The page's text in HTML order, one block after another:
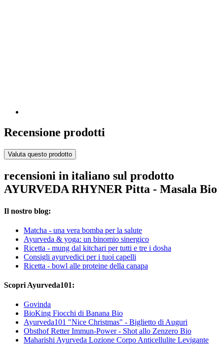
Recensione prodotti
Valuta questo prodotto
recensioni in italiano sul prodotto
AYURVEDA RHYNER Pitta - Masala Bio
Il nostro blog:
Matcha - una vera bomba per la salute
Ayurveda & yoga: un binomio sinergico
Ricetta - mung dal kitchari per tutti e tre i dosha
Consigli ayurvedici per i tuoi capelli
Ricetta - bowl alle proteine della canapa
Scopri Ayurveda101:
Govinda
BioKing Fiocchi di Banana Bio
Ayurveda101 "Nice Christmas" - Biglietto di Auguri
Obsthof Retter Immun-Power - Shot allo Zenzero Bio
Maharishi Ayurveda Lozione Corpo Anticellulite Levigante